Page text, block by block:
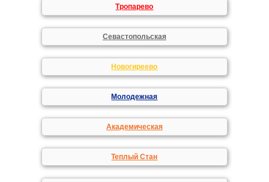
Тропарево
Севастопольская
Новогиреево
Молодежная
Академическая
Теплый Стан